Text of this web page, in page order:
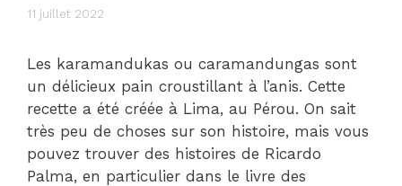
11 juillet 2022
Les karamandukas ou caramandungas sont
un délicieux pain croustillant à l’anis. Cette
recette a été créée à Lima, au Pérou. On sait
très peu de choses sur son histoire, mais vous
pouvez trouver des histoires de Ricardo
Palma, en particulier dans le livre des